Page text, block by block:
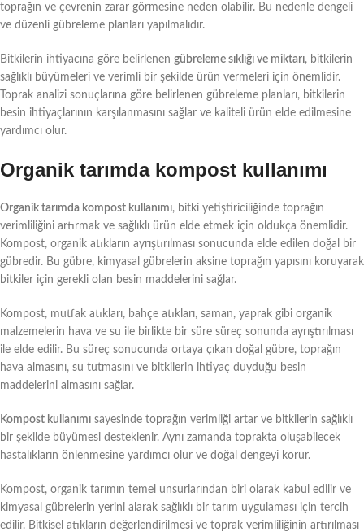
toprağın ve çevrenin zarar görmesine neden olabilir. Bu nedenle dengeli
ve düzenli gübreleme planları yapılmalıdır.
Bitkilerin ihtiyacına göre belirlenen gübreleme sıklığı ve miktarı, bitkilerin
sağlıklı büyümeleri ve verimli bir şekilde ürün vermeleri için önemlidir.
Toprak analizi sonuçlarına göre belirlenen gübreleme planları, bitkilerin
besin ihtiyaçlarının karşılanmasını sağlar ve kaliteli ürün elde edilmesine
yardımcı olur.
Organik tarımda kompost kullanımı
Organik tarımda kompost kullanımı, bitki yetiştiriciliğinde toprağın
verimliliğini artırmak ve sağlıklı ürün elde etmek için oldukça önemlidir.
Kompost, organik atıkların ayrıştırılması sonucunda elde edilen doğal bir
gübredir. Bu gübre, kimyasal gübrelerin aksine toprağın yapısını koruyarak
bitkiler için gerekli olan besin maddelerini sağlar.
Kompost, mutfak atıkları, bahçe atıkları, saman, yaprak gibi organik
malzemelerin hava ve su ile birlikte bir süre süreç sonunda ayrıştırılması
ile elde edilir. Bu süreç sonucunda ortaya çıkan doğal gübre, toprağın
hava almasını, su tutmasını ve bitkilerin ihtiyaç duyduğu besin
maddelerini almasını sağlar.
Kompost kullanımı sayesinde toprağın verimliği artar ve bitkilerin sağlıklı
bir şekilde büyümesi desteklenir. Aynı zamanda toprakta oluşabilecek
hastalıkların önlenmesine yardımcı olur ve doğal dengeyi korur.
Kompost, organik tarımın temel unsurlarından biri olarak kabul edilir ve
kimyasal gübrelerin yerini alarak sağlıklı bir tarım uygulaması için tercih
edilir. Bitkisel atıkların değerlendirilmesi ve toprak verimliliğinin artırılması